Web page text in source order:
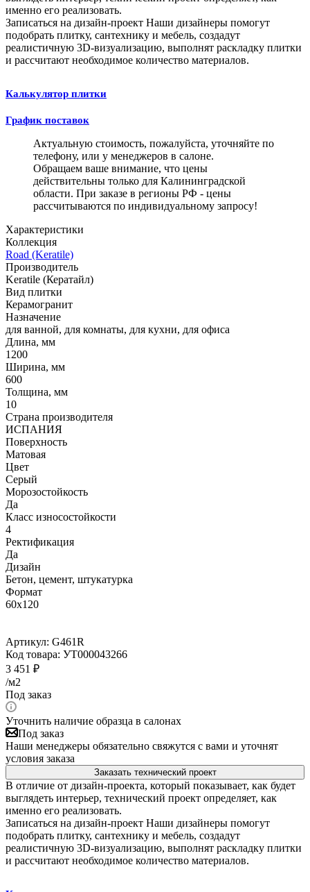
именно его реализовать.
Записаться на дизайн-проект Наши дизайнеры помогут
подобрать плитку, сантехнику и мебель, создадут
реалистичную 3D-визуализацию, выполнят раскладку плитки
и рассчитают необходимое количество материалов.
Калькулятор плитки
График поставок
Актуальную стоимость, пожалуйста, уточняйте по
телефону, или у менеджеров в салоне.
Обращаем ваше внимание, что цены
действительны только для Калининградской
области. При заказе в регионы РФ - цены
рассчитываются по индивидуальному запросу!
Характеристики
Коллекция
Road (Keratile)
Производитель
Keratile (Кератайл)
Вид плитки
Керамогранит
Назначение
для ванной, для комнаты, для кухни, для офиса
Длина, мм
1200
Ширина, мм
600
Толщина, мм
10
Страна производителя
ИСПАНИЯ
Поверхность
Матовая
Цвет
Серый
Морозостойкость
Да
Класс износостойкости
4
Ректификация
Да
Дизайн
Бетон, цемент, штукатурка
Формат
60x120
Артикул: G461R
Код товара: УТ000043266
3 451 ₽
/м2
Под заказ
Уточнить наличие образца в салонах
Под заказ
Наши менеджеры обязательно свяжутся с вами и уточнят
условия заказа
Заказать технический проект
В отличие от дизайн-проекта, который показывает, как будет
выглядеть интерьер, технический проект определяет, как
именно его реализовать.
Записаться на дизайн-проект Наши дизайнеры помогут
подобрать плитку, сантехнику и мебель, создадут
реалистичную 3D-визуализацию, выполнят раскладку плитки
и рассчитают необходимое количество материалов.